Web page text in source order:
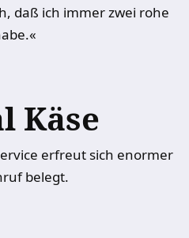
daß ich immer zwei rohe
Käse
erfreut sich enormer
belegt.